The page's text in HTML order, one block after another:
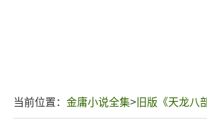
当前位置： 金庸小说全集> 旧版《天龙八